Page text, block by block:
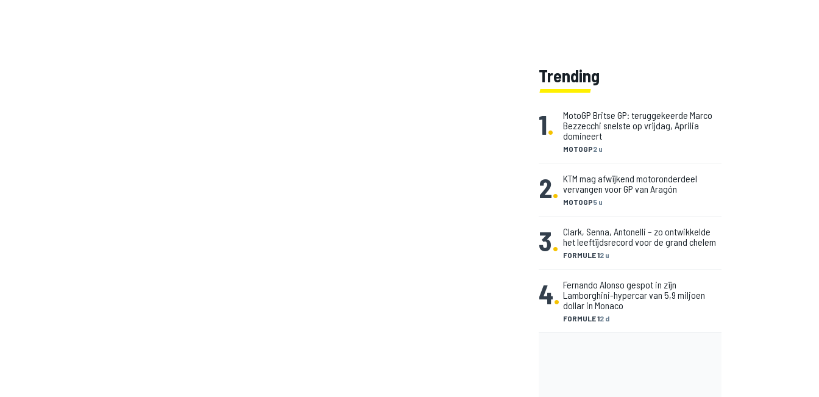
Trending
1.
MOTOGP2 u
MotoGP Britse GP: teruggekeerde Marco
Bezzecchi snelste op vrijdag, Aprilia
domineert
2. MOTOGP5 u
KTM mag afwijkend motoronderdeel
vervangen voor GP van Aragón
3. FORMULE 12 u
Clark, Senna, Antonelli – zo ontwikkelde
het leeftijdsrecord voor de grand chelem
4.
FORMULE 12 d
Fernando Alonso gespot in zijn
Lamborghini-hypercar van 5,9 miljoen
dollar in Monaco